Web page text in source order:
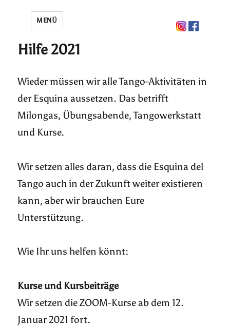
MENÜ
Hilfe 2021
Wieder müssen wir alle Tango-Aktivitäten in
der Esquina aussetzen. Das betrifft
Milongas, Übungsabende, Tangowerkstatt
und Kurse.
Wir setzen alles daran, dass die Esquina del
Tango auch in der Zukunft weiter existieren
kann, aber wir brauchen Eure
Unterstützung.
Wie Ihr uns helfen könnt:
Kurse und Kursbeiträge
Wir setzen die ZOOM-Kurse ab dem 12.
Januar 2021 fort.